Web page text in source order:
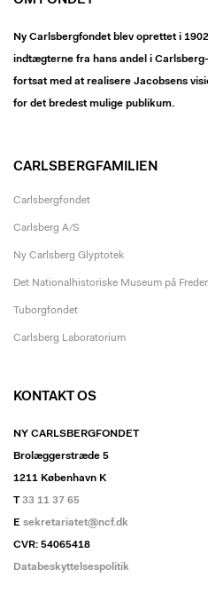
Ny Carlsbergfondet blev oprettet i
indtægterne fra hans andel i
fortsat med at realisere Jacobsens
for det bredest mulige publikum.
CARLSBERGFAMILIEN
Carlsbergfondet
Carlsberg A/S
Ny Carlsberg Glyptotek
Det Nationalhistoriske Museum på
Tuborgfondet
Carlsberg Laboratorium
KONTAKT OS
NY CARLSBERGFONDET
Brolæggerstræde 5
1211 København K
T33 11 37 65
E sekretariatet@ncf.dk
CVR: 54065418
Databeskyttelsespolitik